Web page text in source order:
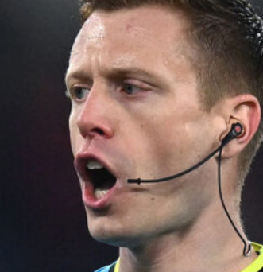
Piccoli verso Bologna, l’ex Cagliari
nel mirino degli emiliani per l’attacco
Maldini, Carlos e Aurelio a Roma per
le visite: il Cagliari definisce tre